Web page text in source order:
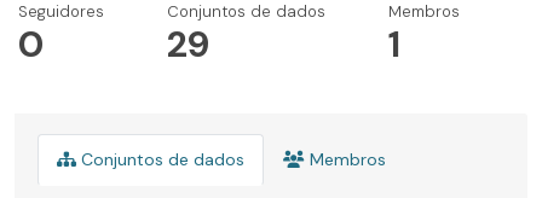
Seguidores
0
Conjuntos de dados
29
Membros
1
Conjuntos de dados Membros